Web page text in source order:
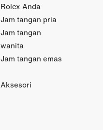
Rolex Anda
Jam tangan pria
Jam tangan
wanita
Jam tangan emas
Aksesori